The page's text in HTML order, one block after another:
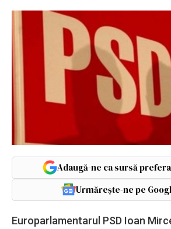
Adaugă-ne ca sursă
Urmărește-ne pe
Europarlamentarul PSD Ioan